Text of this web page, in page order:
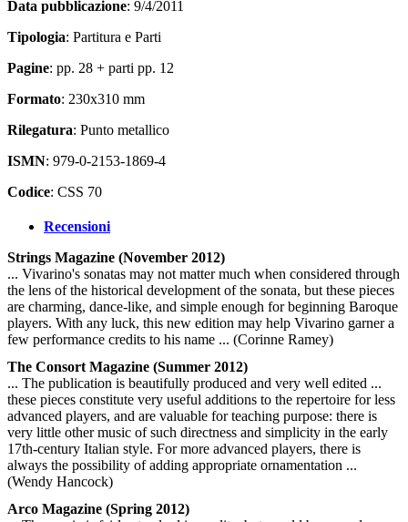
Data pubblicazione: 9/4/2011
Tipologia: Partitura e Parti
Pagine: pp. 28 + parti pp. 12
Formato: 230x310 mm
Rilegatura: Punto metallico
ISMN: 979-0-2153-1869-4
Codice: CSS 70
Recensioni
Strings Magazine (November 2012)
... Vivarino's sonatas may not matter much when considered through
the lens of the historical development of the sonata, but these pieces
are charming, dance-like, and simple enough for beginning Baroque
players. With any luck, this new edition may help Vivarino garner a
few performance credits to his name ... (Corinne Ramey)
The Consort Magazine (Summer 2012)
... The publication is beautifully produced and very well edited ...
these pieces constitute very useful additions to the repertoire for less
advanced players, and are valuable for teaching purpose: there is
very little other music of such directness and simplicity in the early
17th-century Italian style. For more advanced players, there is
always the possibility of adding appropriate ornamentation ...
(Wendy Hancock)
Arco Magazine (Spring 2012)